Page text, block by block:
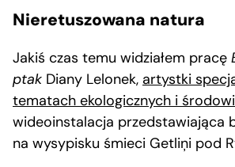
Nieretuszowana natura
Jakiś czas temu widziałem pracę
ptak Diany Lelonek, artystki
tematach ekologicznych i
wideoinstalacja przedstawiająca
na wysypisku śmieci Getliņi pod